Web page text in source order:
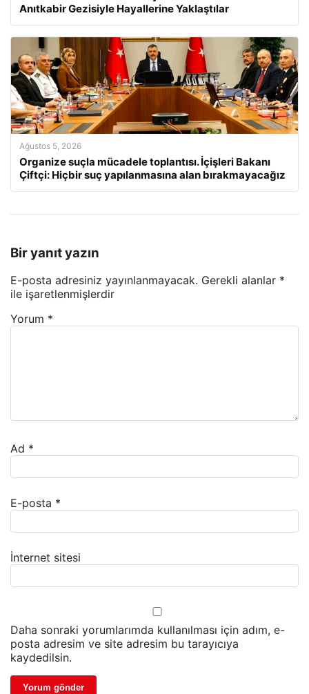
Anıtkabir Gezisiyle Hayallerine Yaklaştılar
Ağustos 5, 2026
Organize suçla mücadele toplantısı. İçişleri Bakanı
Çiftçi: Hiçbir suç yapılanmasına alan bırakmayacağız
Bir yanıt yazın
E-posta adresiniz yayınlanmayacak. Gerekli alanlar *
ile işaretlenmişlerdir
Yorum *
Ad *
E-posta *
İnternet sitesi
Daha sonraki yorumlarımda kullanılması için adım, e-
posta adresim ve site adresim bu tarayıcıya
kaydedilsin.